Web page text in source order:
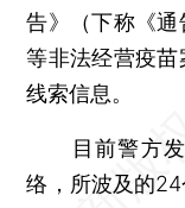
告》（下称《
等非法经营疫
线索信息。
目前警方发
络，所波及的